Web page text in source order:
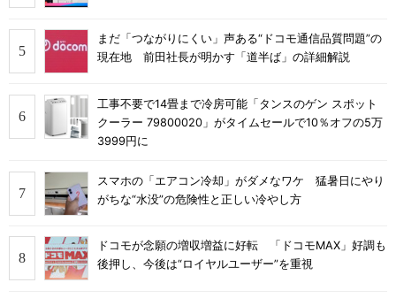
まだ「つながりにくい」声ある“ドコモ通信品質問題”の
現在地 前田社長が明かす「道半ば」の詳細解説
工事不要で14畳まで冷房可能「タンスのゲン スポット
クーラー 79800020」がタイムセールで10％オフの5万
3999円に
スマホの「エアコン冷却」がダメなワケ 猛暑日にやり
がちな“水没”の危険性と正しい冷やし方
ドコモが念願の増収増益に好転 「ドコモMAX」好調も
後押し、今後は“ロイヤルユーザー”を重視